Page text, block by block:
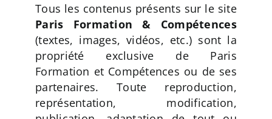
Tous les contenus présents sur le site
Paris Formation & Compétences
(textes, images, vidéos, etc.) sont la
propriété exclusive de Paris
Formation et Compétences ou de ses
partenaires. Toute reproduction,
représentation, modification,